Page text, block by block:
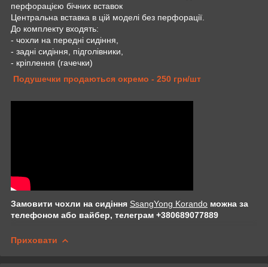
перфорацією бічних вставок
Центральна вставка в цій моделі без перфорації.
До комплекту входять:
- чохли на передні сидіння,
- задні сидіння, підголівники,
- кріплення (гачечки)
Подушечки продаються окремо - 250 грн/шт
Замовити чохли на сидіння SsangYong Korando можна за
телефоном або вайбер, телеграм +380689077889
Приховати